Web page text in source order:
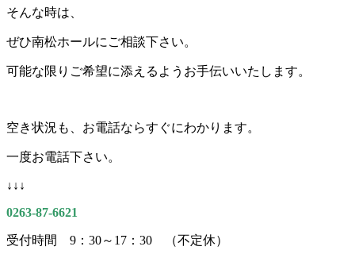
そんな時は、
ぜひ南松ホールにご相談下さい。
可能な限りご希望に添えるようお手伝いいたします。
空き状況も、お電話ならすぐにわかります。
一度お電話下さい。
↓↓↓
0263-87-6621
受付時間 9：30～17：30 （不定休）